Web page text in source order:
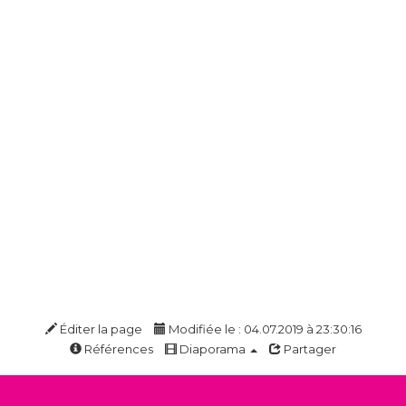
Éditer la page
Modifiée le : 04.07.2019 à 23:30:16
Références
Diaporama Partager